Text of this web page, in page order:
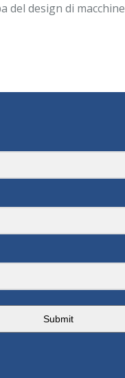
del design di
Submit